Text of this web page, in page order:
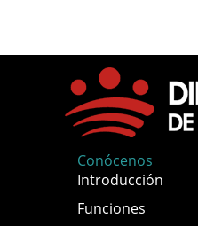
Conócenos
Introducción
Funciones